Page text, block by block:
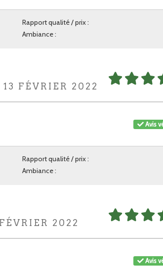
Rapport qualité / prix :
Ambiance :
FÉVRIER 2022
Avis
Rapport qualité / prix :
Ambiance :
2022
Avis